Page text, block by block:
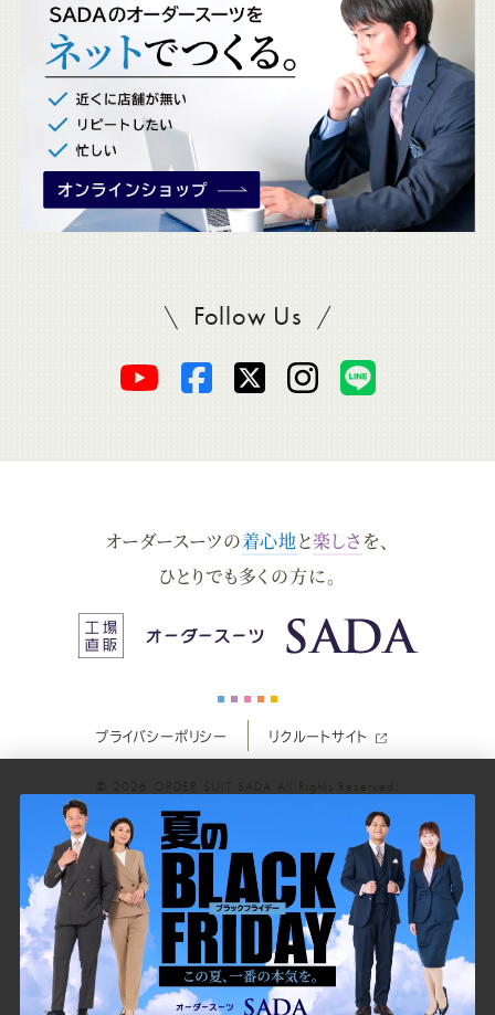
Follow UsSADAをフォロー
オ
ー
ス
ツ
SADA
の
公
式
オ
ー
ス
ー
ツ
SADA
の
公
式
オ
ー
ス
ー
ツ
SADA
の
公
式
オ
ー
ス
ツ
SADA
の
公
式
ス
ツ
SADA
の
公
式
オーダースーツの着心地と楽しさ を、
ひとりでも多くの方に。
プライバシーポリシー リクルートサイト
© 2026 ORDER SUIT SADA All Rights Reserved.